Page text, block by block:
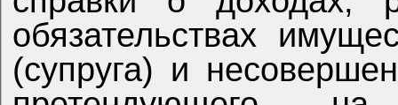
обязательствах
(супруга) и